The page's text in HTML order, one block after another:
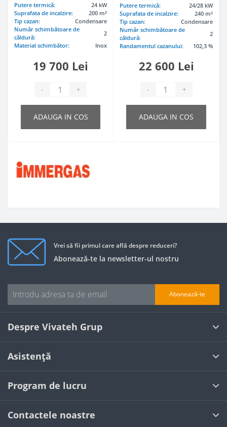
Putere termică:
24 kW
Suprafata de incalzire:
200 m²
Tip cazan:
Condensare
Număr schimbătoare de
căldură:
2
Material schimbător:
Inox
19 700 Lei
- +
ADAUGA IN COS
Putere termică:
24/28 kW
Suprafata de incalzire:
240 m²
Tip cazan:
Condensare
Număr schimbătoare de
căldură:
2
Randamentul cazanului:
102,3 %
22 600 Lei
- +
ADAUGA IN COS
Vrei să fii primul care află despre reduceri?
Abonează-te la newsletter-ul nostru
Abonează-te
Despre Vivateh Grup
Asistență
Program de lucru
Contactele noastre